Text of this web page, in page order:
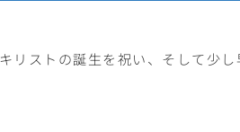
ストの誕生を祝い、そして少し